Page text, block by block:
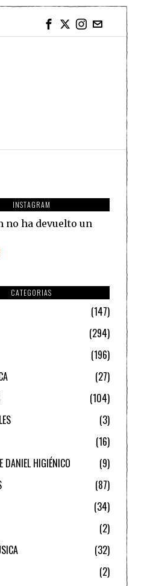
INSTAGRAM
no ha devuelto un
CATEGORIAS
147
294
196
27
104
3
16
DANIEL HIGIÉNICO
9
87
34
2
32
2